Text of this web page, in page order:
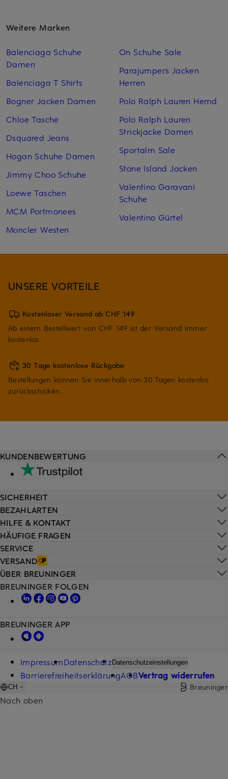
Weitere Marken
Balenciaga Schuhe
Damen
Balenciaga T Shirts
Bogner Jacken Damen
Chloe Tasche
Dsquared Jeans
Hogan Schuhe Damen
Jimmy Choo Schuhe
Loewe Taschen
MCM Portmonees
Moncler Westen
On Schuhe Sale
Parajumpers Jacken
Herren
Polo Ralph Lauren Hemd
Polo Ralph Lauren
Strickjacke Damen
Sportalm Sale
Stone Island Jacken
Valentino Garavani
Schuhe
Valentino Gürtel
UNSERE VORTEILE
Kostenloser Versand ab CHF 149
Ab einem Bestellwert von CHF 149 ist der Versand immer
kostenlos.
30 Tage kostenlose Rückgabe
Bestellungen können Sie innerhalb von 30 Tagen kostenlos
zurückschicken.
HILFE & KONTAKT
HÄUFIGE FRAGEN
SERVICE
VERSAND
KUNDENBEWERTUNG
SICHERHEIT
BEZAHLARTEN
ÜBER BREUNINGER
BREUNINGER FOLGEN
BREUNINGER APP
ImpressumDatenschutz Datenschutzeinstellungen
BarrierefreiheitserklärungAGBVertrag widerrufen
CH Breuninger
Nach oben